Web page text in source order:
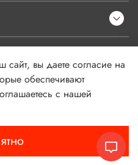
Избранное Профиль
вы даете согласие на
обеспечивают
с нашей